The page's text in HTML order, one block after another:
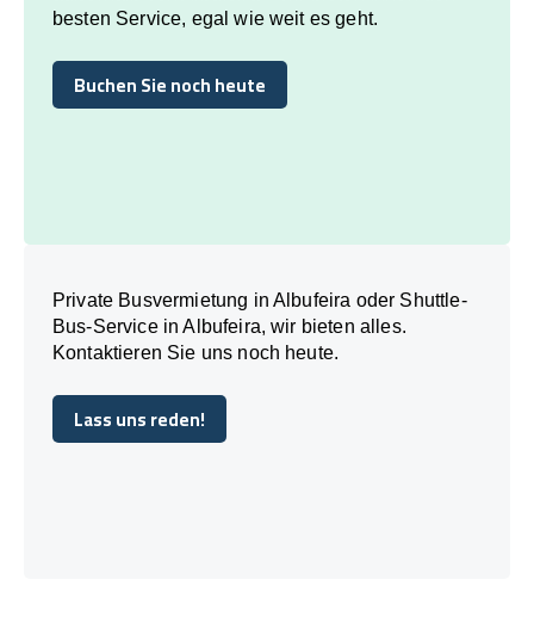
besten Service, egal wie weit es geht.
Buchen Sie noch heute
Buchen Sie noch heute
Private Busvermietung in Albufeira oder Shuttle-
Bus-Service in Albufeira, wir bieten alles.
Kontaktieren Sie uns noch heute.
Lass uns reden!
Lass uns reden!